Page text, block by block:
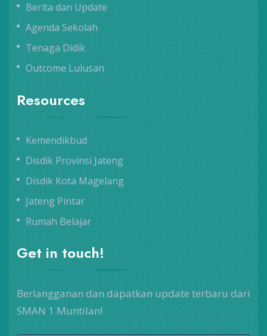
Berita dan Update
Agenda Sekolah
Tenaga Didik
Outcome Lulusan
Resources
Kemendikbud
Disdik Provinsi Jateng
Disdik Kota Magelang
Jateng Pintar
Rumah Belajar
Get in touch!
Berlangganan dan dapatkan update terbaru dari
SMAN 1 Muntilan!